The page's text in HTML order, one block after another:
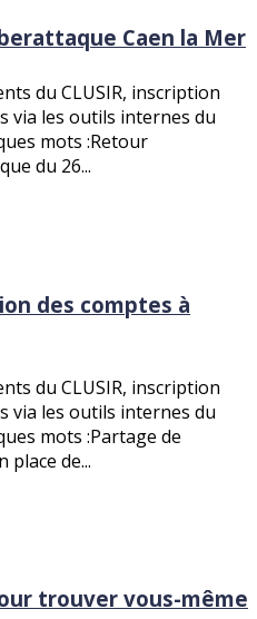
Caen la Mer
du CLUSIR, inscription
via les outils internes du
mots :Retour
du 26...
des comptes à
du CLUSIR, inscription
via les outils internes du
mots :Partage de
place de...
trouver vous-même